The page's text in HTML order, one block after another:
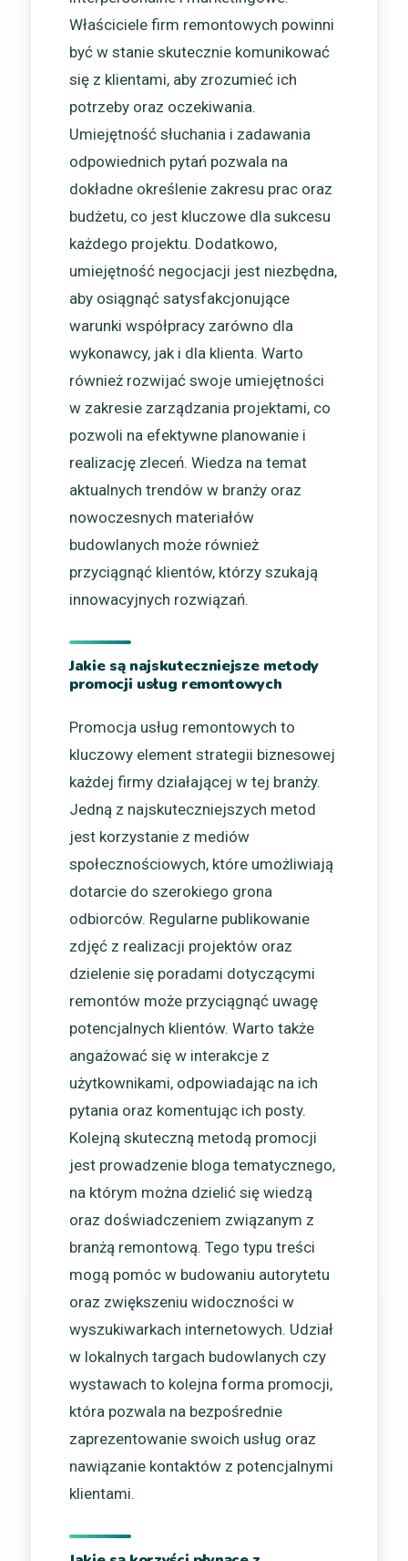
Właściciele firm remontowych powinni
być w stanie skutecznie komunikować
się z klientami, aby zrozumieć ich
potrzeby oraz oczekiwania.
Umiejętność słuchania i zadawania
odpowiednich pytań pozwala na
dokładne określenie zakresu prac oraz
budżetu, co jest kluczowe dla sukcesu
każdego projektu. Dodatkowo,
umiejętność negocjacji jest niezbędna,
aby osiągnąć satysfakcjonujące
warunki współpracy zarówno dla
wykonawcy, jak i dla klienta. Warto
również rozwijać swoje umiejętności
w zakresie zarządzania projektami, co
pozwoli na efektywne planowanie i
realizację zleceń. Wiedza na temat
aktualnych trendów w branży oraz
nowoczesnych materiałów
budowlanych może również
przyciągnąć klientów, którzy szukają
innowacyjnych rozwiązań.
Jakie są najskuteczniejsze metody
promocji usług remontowych
Promocja usług remontowych to
kluczowy element strategii biznesowej
każdej firmy działającej w tej branży.
Jedną z najskuteczniejszych metod
jest korzystanie z mediów
społecznościowych, które umożliwiają
dotarcie do szerokiego grona
odbiorców. Regularne publikowanie
zdjęć z realizacji projektów oraz
dzielenie się poradami dotyczącymi
remontów może przyciągnąć uwagę
potencjalnych klientów. Warto także
angażować się w interakcje z
użytkownikami, odpowiadając na ich
pytania oraz komentując ich posty.
Kolejną skuteczną metodą promocji
jest prowadzenie bloga tematycznego,
na którym można dzielić się wiedzą
oraz doświadczeniem związanym z
branżą remontową. Tego typu treści
mogą pomóc w budowaniu autorytetu
oraz zwiększeniu widoczności w
wyszukiwarkach internetowych. Udział
w lokalnych targach budowlanych czy
wystawach to kolejna forma promocji,
która pozwala na bezpośrednie
zaprezentowanie swoich usług oraz
nawiązanie kontaktów z potencjalnymi
klientami.